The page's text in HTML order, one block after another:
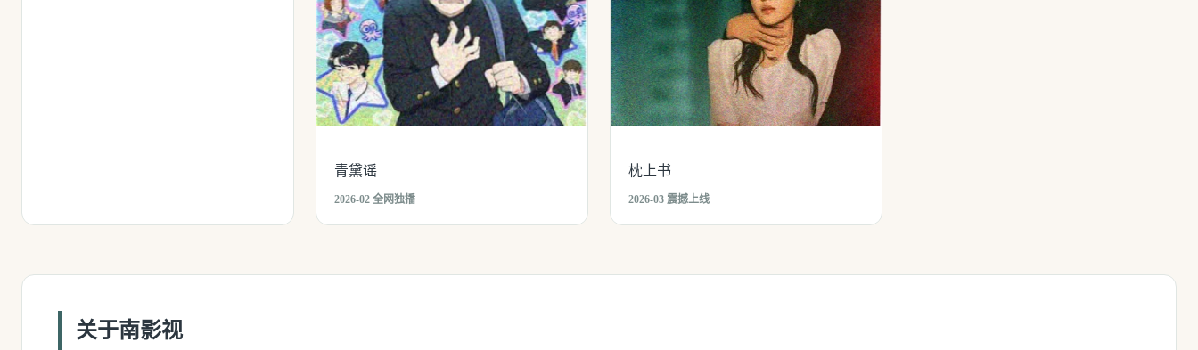
青黛谣
2026-02 全网独播
枕上书
2026-03 震撼上线
关于南影视